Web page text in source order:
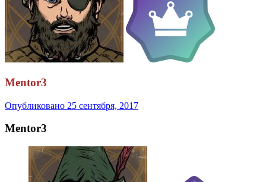
Mentor3
Опубликовано 25 сентября, 2017
Mentor3